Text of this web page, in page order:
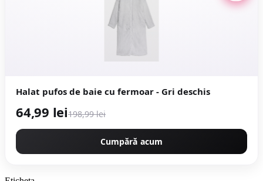
Halat pufos de baie cu fermoar - Gri deschis
64,99 lei198,99 lei
Cumpără acum